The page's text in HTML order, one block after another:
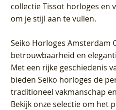
collectie Tissot horloges en
om je stijl aan te vullen.
Seiko Horloges Amsterdam
betrouwbaarheid en
Met een rijke geschiedenis
bieden Seiko horloges de
traditioneel vakmanschap
Bekijk onze selectie om het